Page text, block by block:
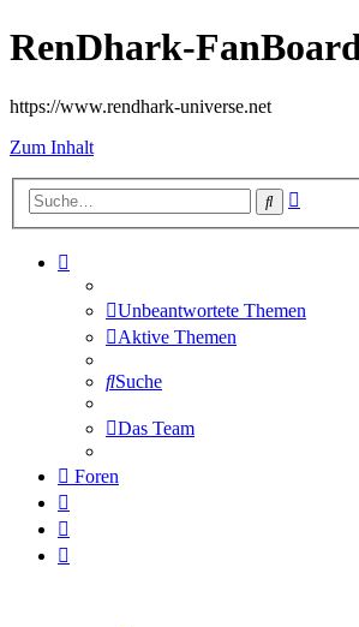
RenDhark-
https://www.rendhark-universe.net
Zum Inhalt
Suche
Unbeantwortete Themen
Aktive Themen
Suche
Das Team
Foren